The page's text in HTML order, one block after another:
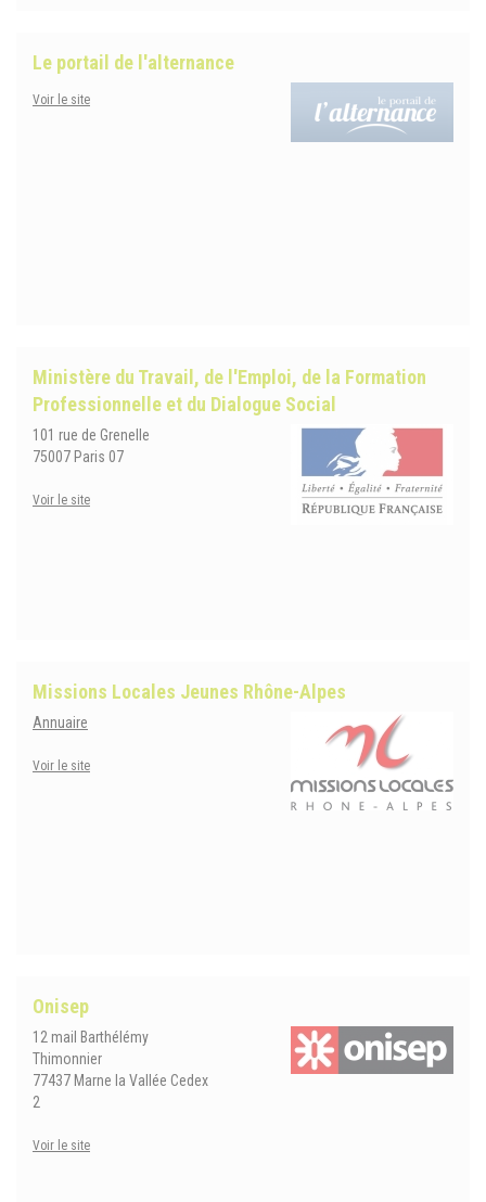
Le portail de l'alternance
Voir le site
Ministère du Travail, de l'Emploi, de la Formation
Professionnelle et du Dialogue Social
101 rue de Grenelle
75007 Paris 07
Voir le site
Missions Locales Jeunes Rhône-Alpes
Annuaire
Voir le site
Onisep
12 mail Barthélémy
Thimonnier
77437 Marne la Vallée Cedex
2
Voir le site